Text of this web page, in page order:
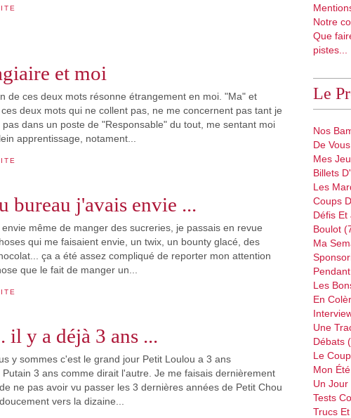
et moi
de ces deux mots résonne étrangement en moi. "Ma" et
deux mots qui ne collent pas, ne me concernent pas tant je
pas dans un poste de "Responsable" du tout, me sentant moi
apprentissage, notament...
bureau j'avais envie ...
même de manger des sucreries, je passais en revue
qui me faisaient envie, un twix, un bounty glacé, des
ça a été assez compliqué de reporter mon attention
que le fait de manger un...
il y a déjà 3 ans ...
y sommes c'est le grand jour Petit Loulou a 3 ans
3 ans comme dirait l'autre. Je me faisais dernièrement
ne pas avoir vu passer les 3 dernières années de Petit Chou
vers la dizaine...
Notre
Que
pistes...
Le
Nos
De
Mes
Billets
Les
Coups
Défis Et
Boulot
Ma
Les
En
Une
Débats
Le
Mon
Un
Tests
Trucs